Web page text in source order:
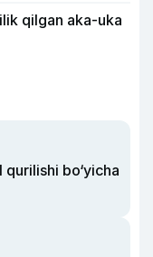
qilgan aka-uka
bo‘yicha